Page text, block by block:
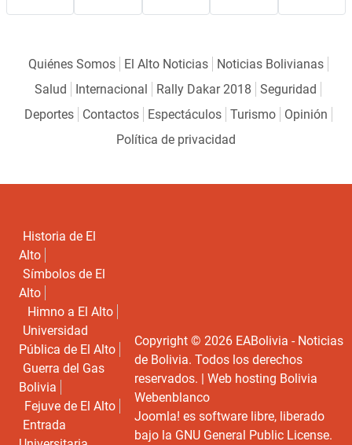
Quiénes Somos El Alto Noticias
Noticias Bolivianas
Salud
Internacional Rally Dakar 2018
Seguridad
Deportes
Contactos Espectáculos Turismo
Opinión
Política de privacidad
Historia de El
Alto
Símbolos de El
Alto
Himno a El Alto
Universidad
Pública de El Alto
Guerra del Gas
Bolivia
Fejuve de El Alto
Entrada
Copyright © 2026 EABolivia - Noticias
de Bolivia. Todos los derechos
reservados. |Web hosting Bolivia
Webenblanco
Joomla! es software libre, liberado
bajo la GNU General Public License.